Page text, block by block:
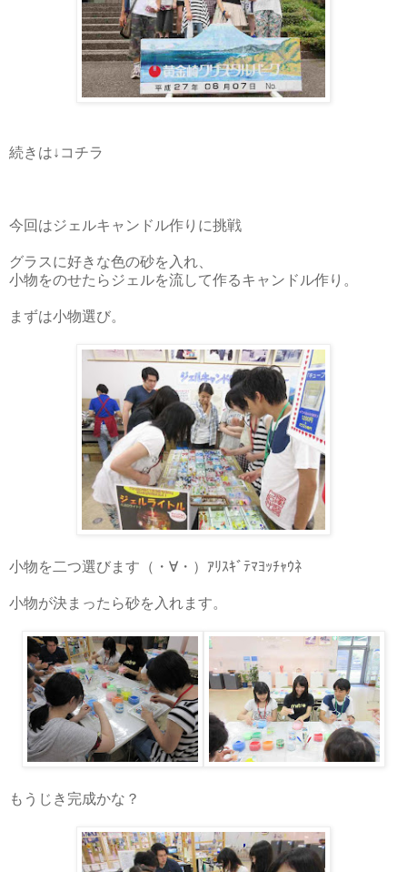
続きは↓コチラ
今回はジェルキャンドル作りに挑戦
グラスに好きな色の砂を入れ、
小物をのせたらジェルを流して作るキャンドル作り。
まずは小物選び。
小物を二つ選びます（・∀・）ｱﾘｽｷﾞﾃﾏﾖｯﾁｬｳﾈ
小物が決まったら砂を入れます。
もうじき完成かな？